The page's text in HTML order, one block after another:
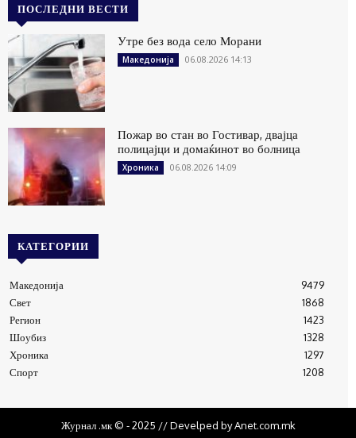
ПОСЛЕДНИ ВЕСТИ
Утре без вода село Морани
Македонија 06.08.2026 14:13
Пожар во стан во Гостивар, двајца
полицајци и домаќинот во болница
Хроника 06.08.2026 14:09
КАТЕГОРИИ
Македонија
9479
Свет
1868
Регион
1423
Шоубиз
1328
Хроника
1297
Спорт
1208
Журнал .мк © - 2025 // Develped by Anet.com.mk